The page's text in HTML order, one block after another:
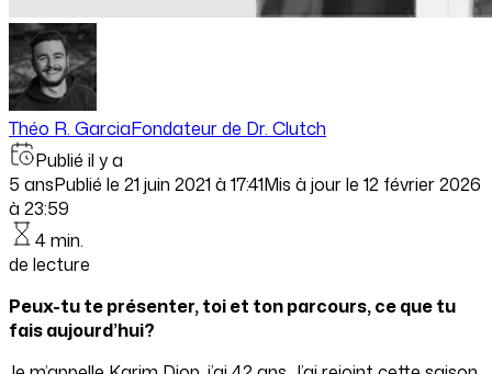
Théo R. GarciaFondateur de Dr. Clutch
Publié il y a
5 ansPublié le 21 juin 2021 à 17:41Mis à jour le 12 février 2026
à 23:59
4 min.
de lecture
Peux-tu te présenter, toi et ton parcours, ce que tu
fais aujourd’hui?